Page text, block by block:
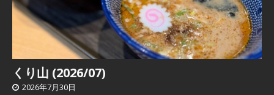
くり山 (2026/07)
2026年7月30日